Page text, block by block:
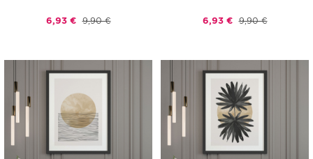
6,93 € 9,90 € 6,93 € 9,90 €